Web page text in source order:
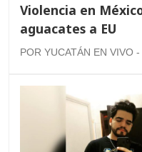
Violencia en
aguacates a EU
POR YUCATÁN EN VIVO